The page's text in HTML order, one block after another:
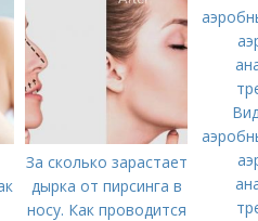
За сколько зарастает
дырка от пирсинга в
носу. Как проводится